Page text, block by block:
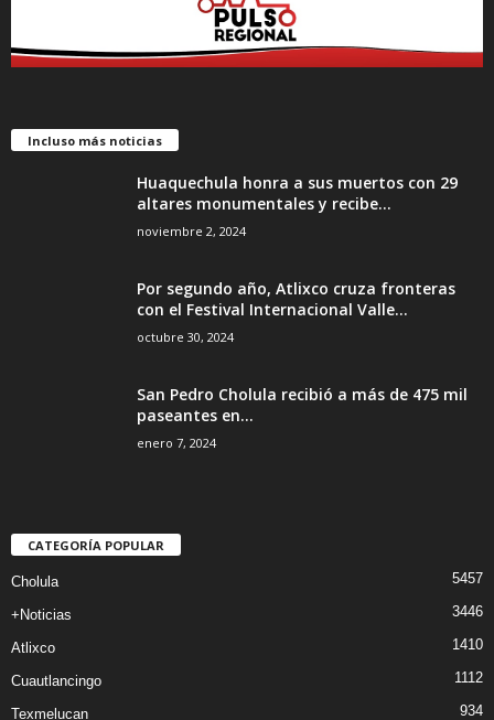
Incluso más noticias
Huaquechula honra a sus muertos con 29
altares monumentales y recibe...
noviembre 2, 2024
Por segundo año, Atlixco cruza fronteras
con el Festival Internacional Valle...
octubre 30, 2024
San Pedro Cholula recibió a más de 475 mil
paseantes en...
enero 7, 2024
CATEGORÍA POPULAR
Cholula 5457
+Noticias 3446
Atlixco 1410
Cuautlancingo 1112
Texmelucan 934